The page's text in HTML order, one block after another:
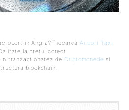
in Anglia? Încearcă Airport Taxi
Calitate la prețul corect.
tranzactionarea de Criptomonede si
blockchain.